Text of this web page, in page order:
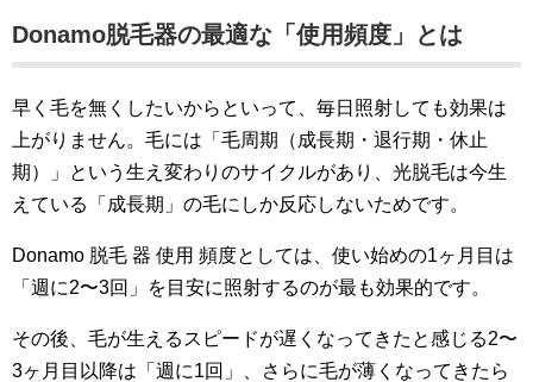
Donamo脱毛器の最適な「使用頻度」とは
早く毛を無くしたいからといって、毎日照射しても効果は
上がりません。毛には「毛周期（成長期・退行期・休止
期）」という生え変わりのサイクルがあり、光脱毛は今生
えている「成長期」の毛にしか反応しないためです。
Donamo 脱毛 器 使用 頻度としては、使い始めの1ヶ月目は
「週に2〜3回」を目安に照射するのが最も効果的です。
その後、毛が生えるスピードが遅くなってきたと感じる2〜
3ヶ月目以降は「週に1回」、さらに毛が薄くなってきたら